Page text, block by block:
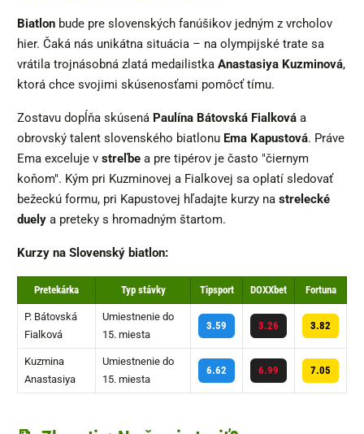
Biatlon bude pre slovenských fanúšikov jedným z vrcholov
hier. Čaká nás unikátna situácia – na olympijské trate sa
vrátila trojnásobná zlatá medailistka Anastasiya Kuzminová,
ktorá chce svojimi skúsenosťami pomôcť tímu.
Zostavu dopĺňa skúsená Paulína Bátovská Fialková a
obrovský talent slovenského biatlonu Ema Kapustová. Práve
Ema exceluje v streľbe a pre tipérov je často "čiernym
koňom". Kým pri Kuzminovej a Fialkovej sa oplatí sledovať
bežeckú formu, pri Kapustovej hľadajte kurzy na strelecké
duely a preteky s hromadným štartom.
Kurzy na Slovenský biatlon:
Pretekárka Typ stávky Tipsport DOXXbet Fortuna
P. Bátovská
Fialková
Umiestnenie do
15. miesta
3.59 3.26 3.82
Kuzmina
Anastasiya
Umiestnenie do
15. miesta
6.62 6.99 7.05